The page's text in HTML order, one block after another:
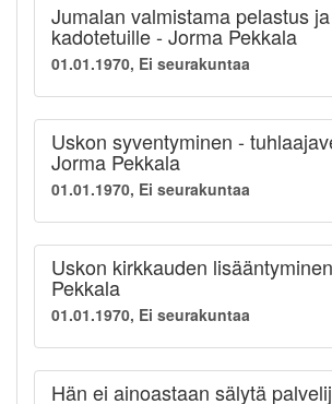
Jumalan valmistama pelastus
kadotetuille - Jorma Pekkala
01.01.1970, Ei seurakuntaa
Uskon syventyminen -
Jorma Pekkala
01.01.1970, Ei seurakuntaa
Uskon kirkkauden
Pekkala
01.01.1970, Ei seurakuntaa
Hän ei ainoastaan sälytä